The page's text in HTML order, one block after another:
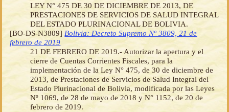
LEY N° 475 DE 30 DE DICIEMBRE DE 2013, DE
PRESTACIONES DE SERVICIOS DE SALUD INTEGRAL
DEL ESTADO PLURINACIONAL DE BOLIVIA.
[BO-DS-N3809]Bolivia: Decreto Supremo Nº 3809, 21 de
febrero de 2019
21 DE FEBRERO DE 2019.- Autorizar la apertura y el
cierre de Cuentas Corrientes Fiscales, para la
implementación de la Ley N° 475, de 30 de diciembre de
2013, de Prestaciones de Servicios de Salud Integral del
Estado Plurinacional de Bolivia, modificada por las Leyes
Nº 1069, de 28 de mayo de 2018 y N° 1152, de 20 de
febrero de 2019.